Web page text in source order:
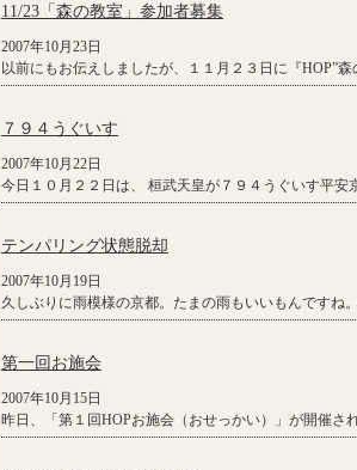
11/23「森の教室」参加者募集
2007年10月23日
以前にもお伝えしましたが、１１月２３日に『HOP”
７９４うぐいす
2007年10月22日
今日１０月２２日は、 桓武天皇が７９４うぐいす平
テンパリング状態脱却
2007年10月19日
久しぶりに雨模様の京都。たまの雨もいいもんですね
第一回お施会
2007年10月15日
昨日、「第１回HOPお施会（おせっかい）」が開催